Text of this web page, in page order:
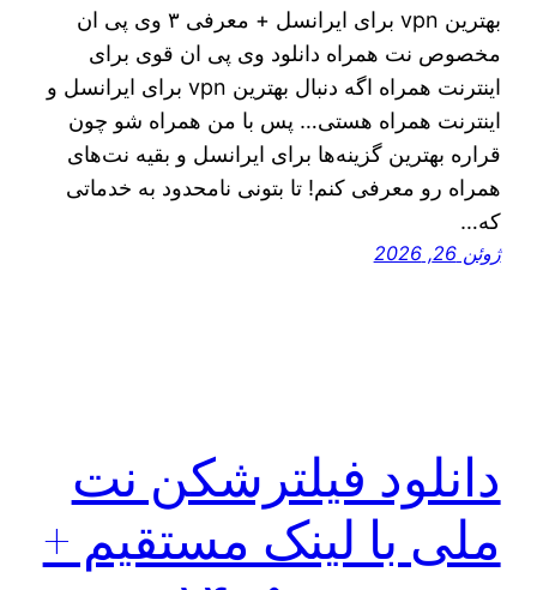
بهترین vpn برای ایرانسل + معرفی ۳ وی پی ان
مخصوص نت همراه دانلود وی پی ان قوی برای
اینترنت همراه اگه دنبال بهترین vpn برای ایرانسل و
اینترنت همراه هستی… پس با من همراه شو چون
قراره بهترین گزینه‌ها برای ایرانسل و بقیه نت‌های
همراه رو معرفی کنم! تا بتونی نامحدود به خدماتی
که…
ژوئن 26, 2026
دانلود فیلترشکن نت
ملی با لینک مستقیم +